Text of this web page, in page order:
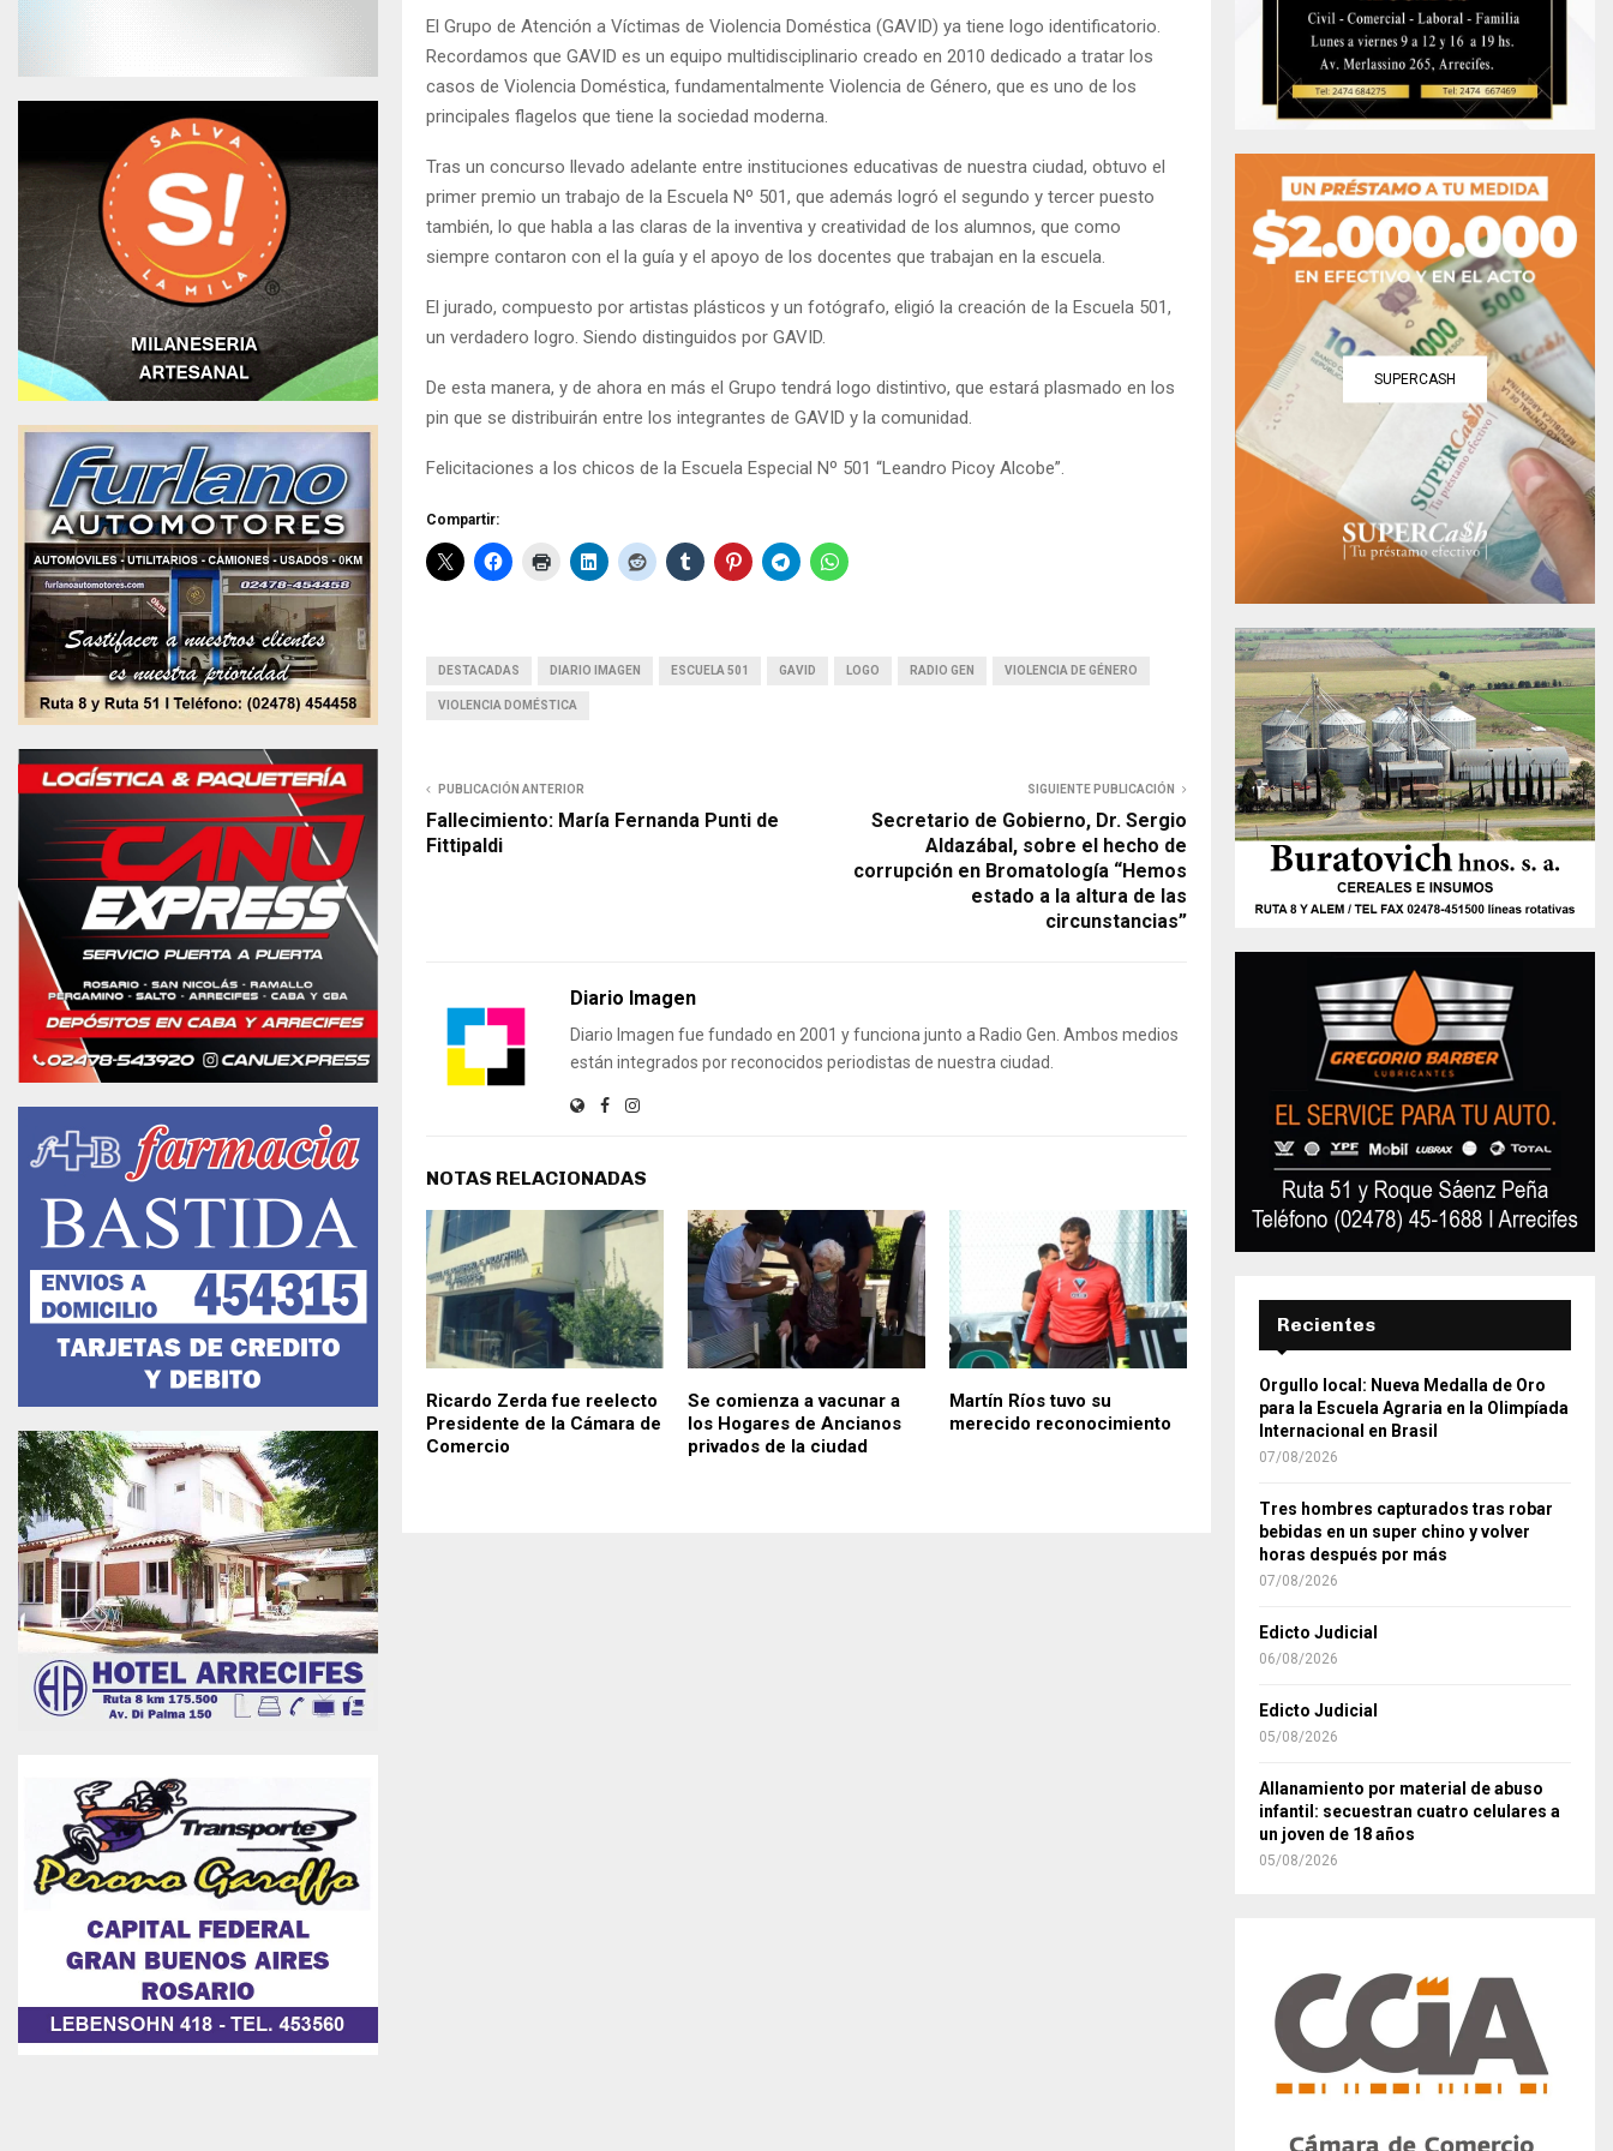
El Grupo de Atención a Víctimas de Violencia Doméstica (GAVID) ya tiene logo identificatorio.
Recordamos que GAVID es un equipo multidisciplinario creado en 2010 dedicado a tratar los
casos de Violencia Doméstica, fundamentalmente Violencia de Género, que es uno de los
principales flagelos que tiene la sociedad moderna.
Tras un concurso llevado adelante entre instituciones educativas de nuestra ciudad, obtuvo el
primer premio un trabajo de la Escuela Nº 501, que además logró el segundo y tercer puesto
también, lo que habla a las claras de la inventiva y creatividad de los alumnos, que como
siempre contaron con el la guía y el apoyo de los docentes que trabajan en la escuela.
El jurado, compuesto por artistas plásticos y un fotógrafo, eligió la creación de la Escuela 501,
un verdadero logro. Siendo distinguidos por GAVID.
De esta manera, y de ahora en más el Grupo tendrá logo distintivo, que estará plasmado en los
pin que se distribuirán entre los integrantes de GAVID y la comunidad.
Felicitaciones a los chicos de la Escuela Especial Nº 501 “Leandro Picoy Alcobe”.
Compartir:
DESTACADAS DIARIO IMAGEN ESCUELA 501 GAVID LOGO RADIO GEN VIOLENCIA DE GÉNERO
VIOLENCIA DOMÉSTICA
PUBLICACIÓN ANTERIOR
Fallecimiento: María Fernanda Punti de
Fittipaldi
SIGUIENTE PUBLICACIÓN
Secretario de Gobierno, Dr. Sergio
Aldazábal, sobre el hecho de
corrupción en Bromatología “Hemos
estado a la altura de las
circunstancias”
Diario Imagen
Diario Imagen fue fundado en 2001 y funciona junto a Radio Gen. Ambos medios
están integrados por reconocidos periodistas de nuestra ciudad.
NOTAS RELACIONADAS
Ricardo Zerda fue reelecto
Presidente de la Cámara de
Comercio
Se comienza a vacunar a
los Hogares de Ancianos
privados de la ciudad
Martín Ríos tuvo su
merecido reconocimiento
SUPERCASH
Recientes
Orgullo local: Nueva Medalla de Oro
para la Escuela Agraria en la Olimpíada
Internacional en Brasil
07/08/2026
Tres hombres capturados tras robar
bebidas en un super chino y volver
horas después por más
07/08/2026
Edicto Judicial
06/08/2026
Edicto Judicial
05/08/2026
Allanamiento por material de abuso
infantil: secuestran cuatro celulares a
un joven de 18 años
05/08/2026